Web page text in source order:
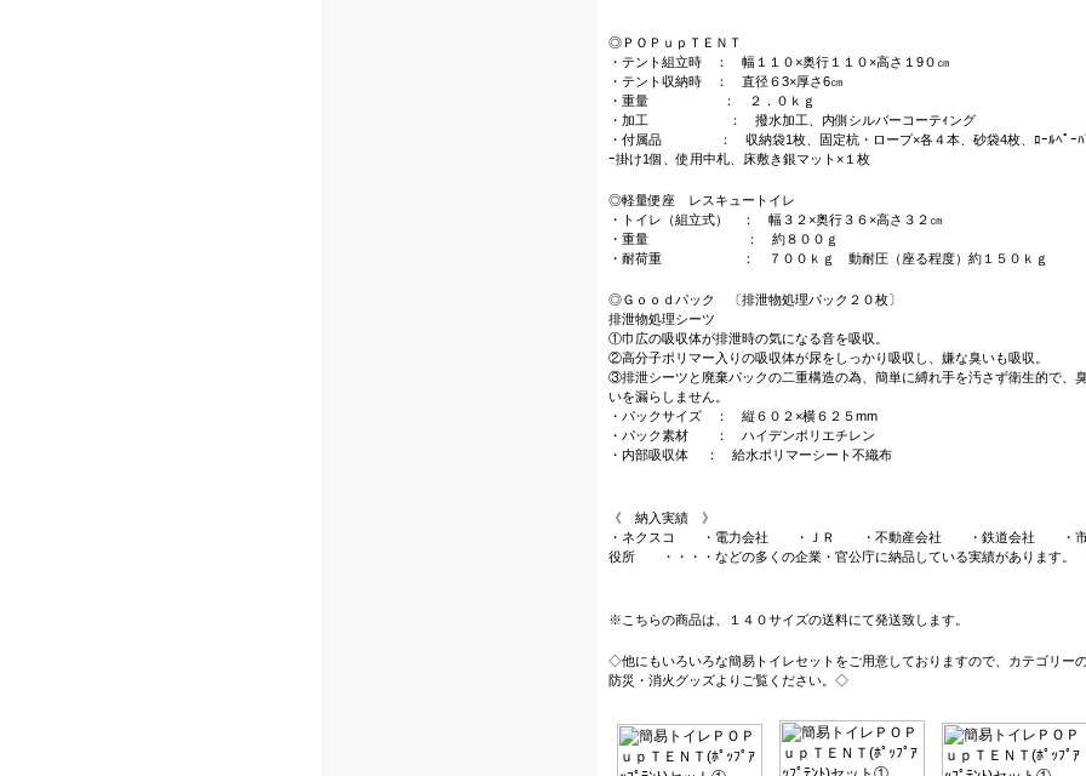
◎ＰＯＰｕｐＴＥＮＴ
・テント組立時 ： 幅１１０×奥行１１０×高さ１9０㎝
・テント収納時 ： 直径６3×厚さ6㎝
・重量 ： ２．０ｋｇ
・加工 ： 撥水加工、内側シルバーコーテｨング
・付属品 ： 収納袋1枚、固定杭・ロープ×各４本、砂袋4枚、ﾛｰﾙﾍﾟｰﾊ
ｰ掛け1個、使用中札、床敷き銀マット×１枚
◎軽量便座 レスキュートイレ
・トイレ（組立式） ： 幅３２×奥行３６×高さ３２㎝
・重量 ： 約８００ｇ
・耐荷重 ： ７００ｋｇ 動耐圧（座る程度）約１５０ｋｇ
◎Ｇｏｏｄパック 〔排泄物処理パック２０枚〕
排泄物処理シーツ
①巾広の吸収体が排泄時の気になる音を吸収。
②高分子ポリマー入りの吸収体が尿をしっかり吸収し、嫌な臭いも吸収。
③排泄シーツと廃棄パックの二重構造の為、簡単に縛れ手を汚さず衛生的で、
いを漏らしません。
・パックサイズ ： 縦６０２×横６２５mm
・パック素材 ： ハイデンポリエチレン
・内部吸収体 ： 給水ポリマーシート不織布
《 納入実績 》
・ネクスコ ・電力会社 ・ＪＲ ・不動産会社 ・鉄道会社 ・
役所 ・・・・などの多くの企業・官公庁に納品している実績があります。
※こちらの商品は、１４０サイズの送料にて発送致します。
◇他にもいろいろな簡易トイレセットをご用意しておりますので、カテゴリー
防災・消火グッズよりご覧ください。◇